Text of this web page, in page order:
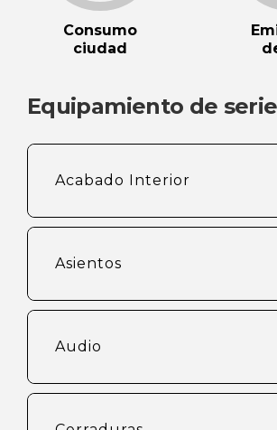
Consumo
ciudad
Equipamiento de serie
Acabado Interior
Asientos
Audio